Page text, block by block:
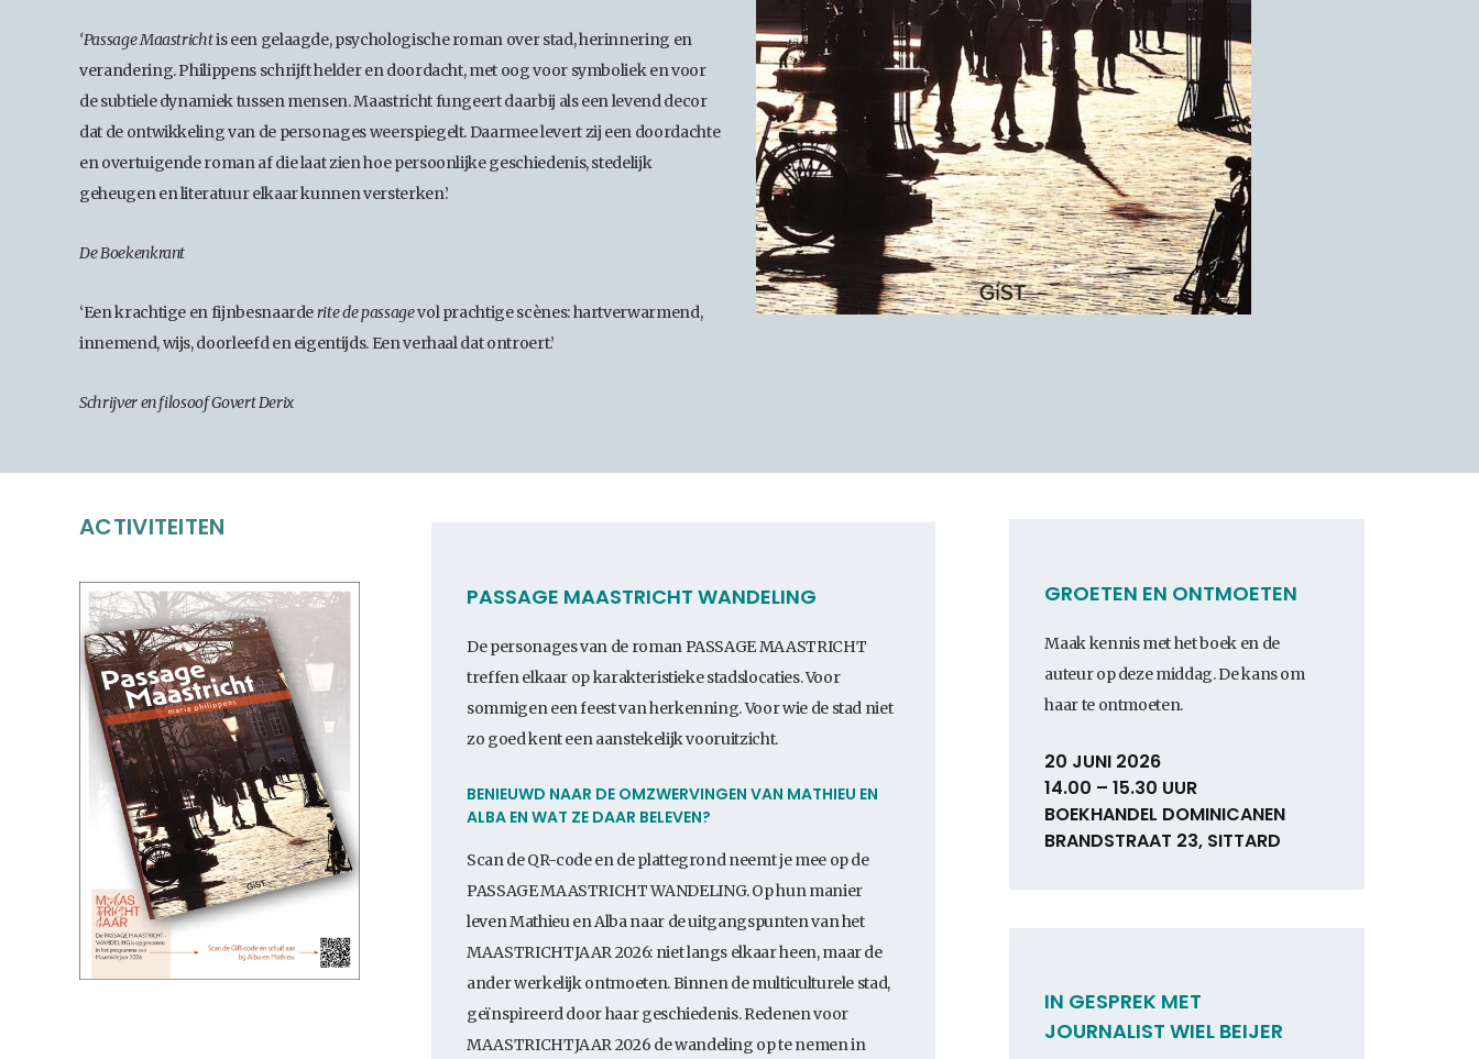
‘Passage Maastrichtis een gelaagde, psychologische roman over stad, herinnering en
verandering. Philippens schrijft helder en doordacht, met oog voor symboliek en voor
de subtiele dynamiek tussen mensen. Maastricht fungeert daarbij als een levend decor
dat de ontwikkeling van de personages weerspiegelt. Daarmee levert zij een doordachte
en overtuigende roman af die laat zien hoe persoonlijke geschiedenis, stedelijk
geheugen en literatuur elkaar kunnen versterken.’
De Boekenkrant
‘Een krachtige en fijnbesnaarderite de passagevol prachtige scènes: hartverwarmend,
innemend, wijs, doorleefd en eigentijds. Een verhaal dat ontroert.’
Schrijver en filosoof Govert Derix
ACTIVITEITEN
PASSAGE MAASTRICHT WANDELING
De personages van de roman PASSAGE MAASTRICHT
treffen elkaar op karakteristieke stadslocaties. Voor
sommigen een feest van herkenning. Voor wie de stad niet
zo goed kent een aanstekelijk vooruitzicht.
BENIEUWD NAAR DE OMZWERVINGEN VAN MATHIEU EN
ALBA EN WAT ZE DAAR BELEVEN?
Scan de QR-code en de plattegrond neemt je mee op de
PASSAGE MAASTRICHT WANDELING. Op hun manier
leven Mathieu en Alba naar de uitgangspunten van het
MAASTRICHTJAAR 2026: niet langs elkaar heen, maar de
ander werkelijk ontmoeten. Binnen de multiculturele stad,
geïnspireerd door haar geschiedenis. Redenen voor
MAASTRICHTJAAR 2026 de wandeling op te nemen in
GROETEN EN ONTMOETEN
Maak kennis met het boek en de
auteur op deze middag. De kans om
haar te ontmoeten.
20 JUNI 2026
14.00 – 15.30 UUR
BOEKHANDEL DOMINICANEN
BRANDSTRAAT 23, SITTARD
IN GESPREK MET
JOURNALIST WIEL BEIJER